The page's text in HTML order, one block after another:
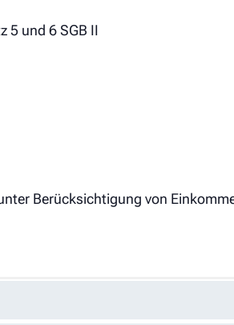
5 und 6 SGB II
Berücksichtigung von